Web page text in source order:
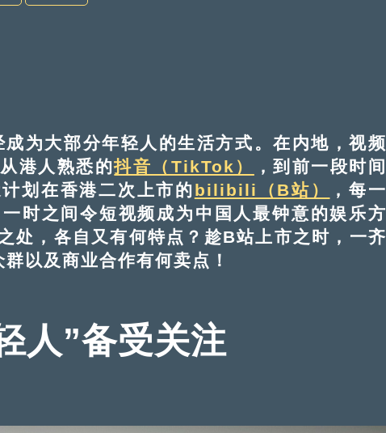
大部分年轻人的生活方式。在内地，视频
港人熟悉的抖音（TikTok）
，到前一段时间
计划在香港二次上市的 bilibili（B站）
，每一
时之间令短视频成为中国人最钟意的娱乐方
处，各自又有何特点？趁B站上市之时，一齐
以及商业合作有何卖点！
人”备受关注